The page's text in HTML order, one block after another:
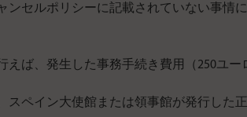
セルポリシーに記載されていない事情
ば、発生した事務手続き費用（250ユ
ペイン大使館または領事館が発行した